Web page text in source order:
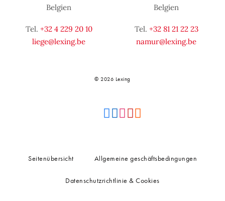
Belgien
Tel. +32 4 229 20 10
liege@lexing.be
Belgien
Tel. +32 81 21 22 23
namur@lexing.be
© 2026 Lexing
Seitenübersicht Allgemeine geschäftsbedingungen
Datenschutzrichtlinie & Cookies